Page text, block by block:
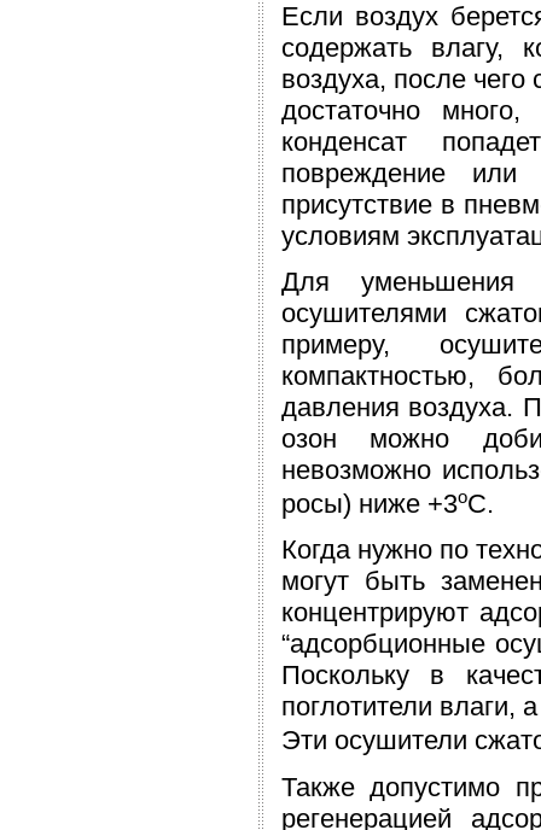
Если воздух
содержать влагу,
воздуха, после
достаточно
конденсат
повреждение или
присутствие в
условиям
Для уменьшения
осушителями
примеру,
компактностью,
давления воздуха.
озон можно
невозможно
росы) ниже +3oС.
Когда нужно по
могут быть
концентрируют
“адсорбционные
Поскольку в
поглотители влаги,
Эти осушители
Также допустимо
регенерацией